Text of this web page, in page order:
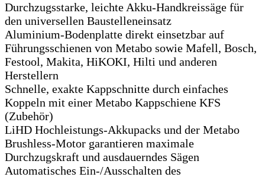
Durchzugsstarke, leichte Akku-Handkreissäge für
den universellen Baustelleneinsatz
Aluminium-Bodenplatte direkt einsetzbar auf
Führungsschienen von Metabo sowie Mafell, Bosch,
Festool, Makita, HiKOKI, Hilti und anderen
Herstellern
Schnelle, exakte Kappschnitte durch einfaches
Koppeln mit einer Metabo Kappschiene KFS
(Zubehör)
LiHD Hochleistungs-Akkupacks und der Metabo
Brushless-Motor garantieren maximale
Durchzugskraft und ausdauerndes Sägen
Automatisches Ein-/Ausschalten des